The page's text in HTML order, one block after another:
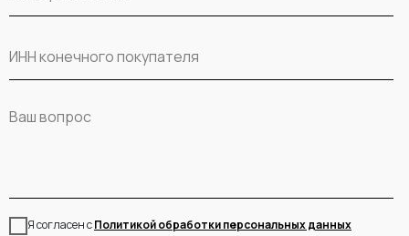
Я согласен сПолитикой обработки персональных данных